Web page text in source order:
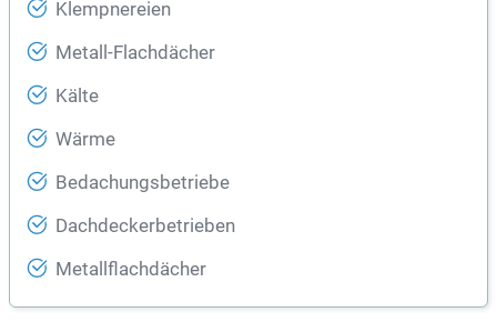
Klempnereien
Metall-Flachdächer
Kälte
Wärme
Bedachungsbetriebe
Dachdeckerbetrieben
Metallflachdächer